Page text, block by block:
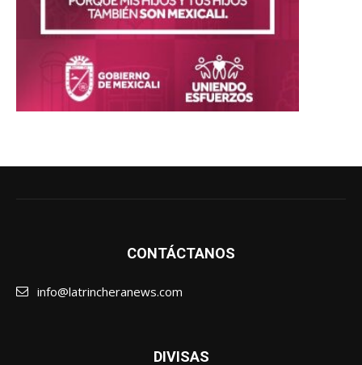
CONTÁCTANOS
info@latrincheranews.com
DIVISAS